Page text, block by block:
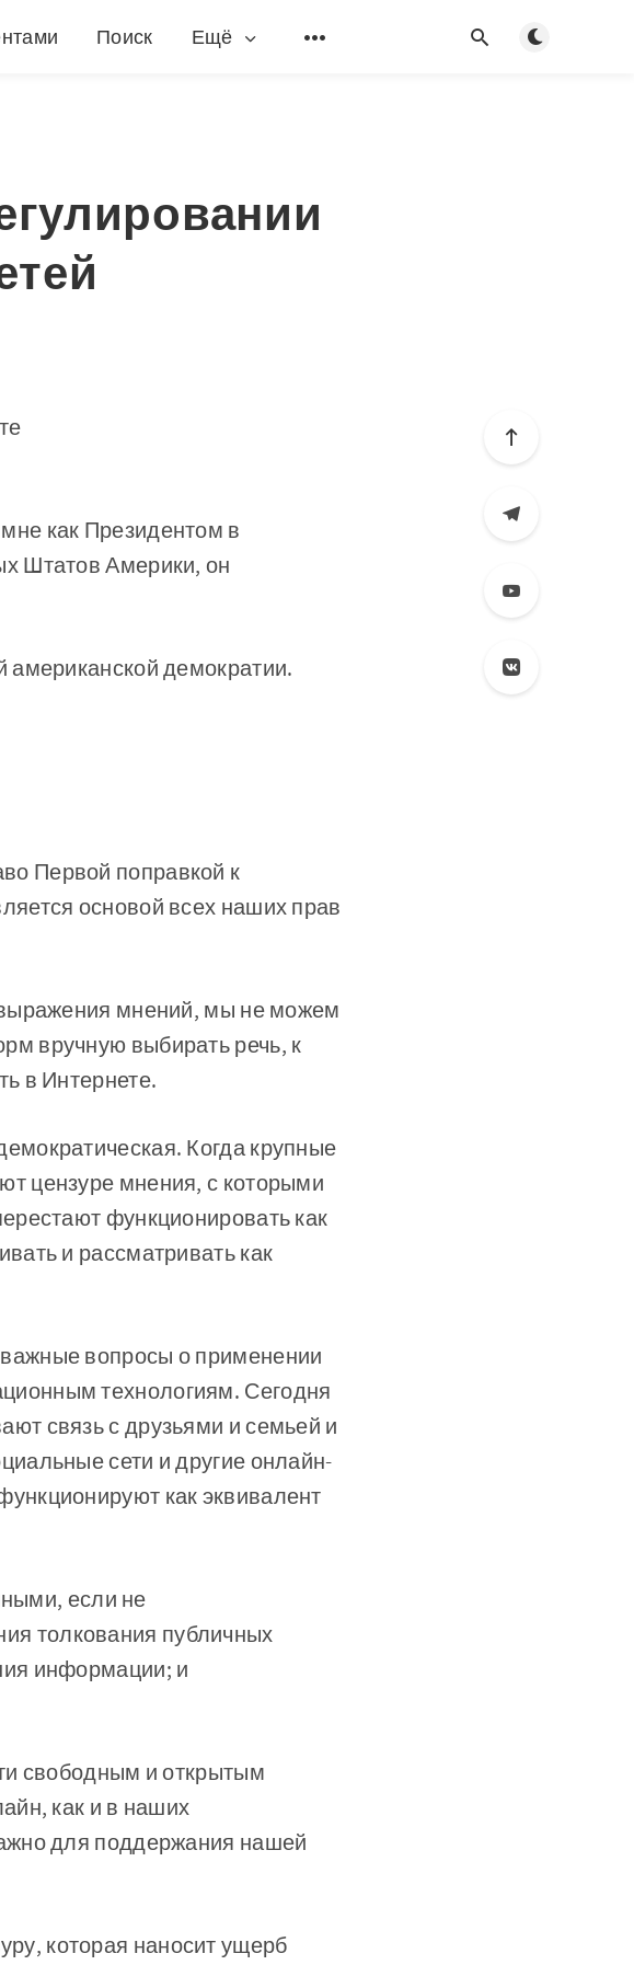
Поиск Ещё
как Президентом в
Штатов Америки, он
американской демократии.
Первой поправкой к
основой всех наших прав
мнений, мы не можем
вручную выбирать речь, к
в Интернете.
Когда крупные
цензуре мнения, с которыми
функционировать как
и рассматривать как
вопросы о применении
технологиям. Сегодня
связь с друзьями и семьей и
сети и другие онлайн-
как эквивалент
если не
толкования публичных
информации; и
свободным и открытым
как и в наших
для поддержания нашей
которая наносит ущерб